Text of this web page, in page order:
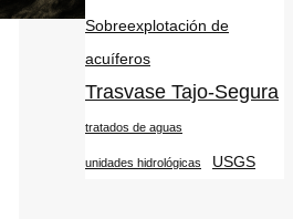
Sobreexplotación de
acuíferos
Trasvase Tajo-Segura
tratados de aguas
unidades hidrológicas USGS